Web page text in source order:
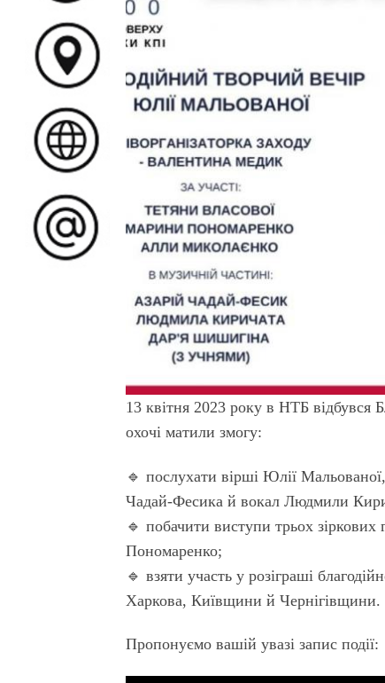
13 квітня 2023 року в НТБ відбувся
охочі матили змогу:
🔹 послухати вірші Юлії
Чадай-Фесика й вокал Людмили
🔹 побачити виступи трьох
Пономаренко;
🔹 взяти участь у розіграші
Харкова, Київщини й Чернігівщини.
Пропонуємо вашій увазі запис події: